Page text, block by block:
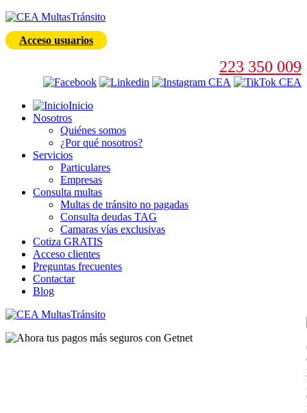
Acceso usuarios
223 350 009
Inicio
Nosotros
Quiénes somos
¿Por qué nosotros?
Servicios
Particulares
Empresas
Consulta multas
Multas de tránsito no pagadas
Consulta deudas TAG
Camaras vías exclusivas
Cotiza GRATIS
Acceso clientes
Preguntas frecuentes
Contactar
Blog